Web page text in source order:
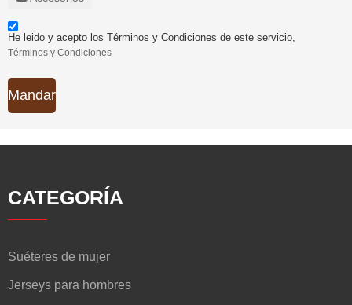
He leido y acepto los Términos y Condiciones de este servicio,
Términos y Condiciones
Mandar
CATEGORÍA
Suéteres de mujer
Jerseys para hombres